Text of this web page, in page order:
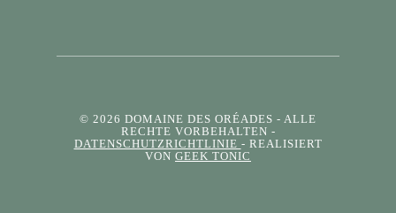
© 2026 DOMAINE DES ORÉADES - ALLE
RECHTE VORBEHALTEN -
DATENSCHUTZRICHTLINIE - REALISIERT
VON GEEK TONIC